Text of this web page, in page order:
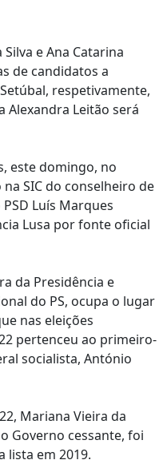
e Ana Catarina
de candidatos a
respetivamente,
Alexandra Leitão será
este domingo, no
SIC do conselheiro de
Luís Marques
Lusa por fonte oficial
da Presidência e
do PS, ocupa o lugar
nas eleições
pertenceu ao primeiro-
socialista, António
Mariana Vieira da
Governo cessante, foi
lista em 2019.